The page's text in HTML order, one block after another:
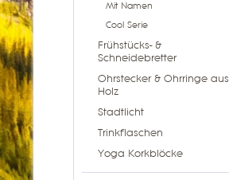
Mit Namen
Cool Serie
Frühstücks- &
Schneidebretter
Ohrstecker & Ohrringe aus
Holz
Stadtlicht
Trinkflaschen
Yoga Korkblöcke